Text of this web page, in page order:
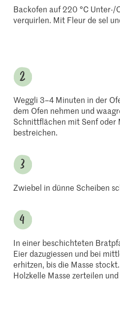
Backofen auf 220 °C Unter-/
verquirlen. Mit Fleur de sel
Weggli 3–4 Minuten in der
dem Ofen nehmen und
Schnittflächen mit Senf oder
bestreichen.
Zwiebel in dünne Scheiben
In einer beschichteten
Eier dazugiessen und bei
erhitzen, bis die Masse
Holzkelle Masse zerteilen